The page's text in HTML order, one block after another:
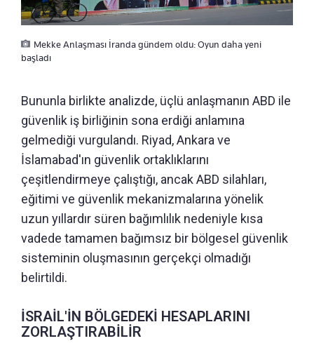
Mekke Anlaşması İranda gündem oldu: Oyun daha yeni
başladı
Bununla birlikte analizde, üçlü anlaşmanın ABD ile
güvenlik iş birliğinin sona erdiği anlamına
gelmediği vurgulandı. Riyad, Ankara ve
İslamabad'ın güvenlik ortaklıklarını
çeşitlendirmeye çalıştığı, ancak ABD silahları,
eğitimi ve güvenlik mekanizmalarına yönelik
uzun yıllardır süren bağımlılık nedeniyle kısa
vadede tamamen bağımsız bir bölgesel güvenlik
sisteminin oluşmasının gerçekçi olmadığı
belirtildi.
İSRAİL'İN BÖLGEDEKİ HESAPLARINI
ZORLAŞTIRABİLİR